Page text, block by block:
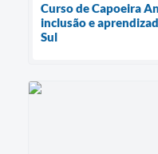
Curso de Capoeira
inclusão e
Sul